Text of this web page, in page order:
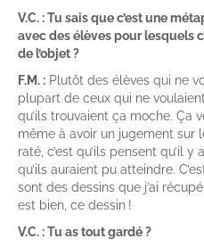
V.C. : Tu sais que c’est une
avec des élèves pour lesquels
de l’objet ?
F.M. : Plutôt des élèves qui ne
plupart de ceux qui ne
qu’ils trouvaient ça moche. Ça
même à avoir un jugement sur
raté, c’est qu’ils pensent qu’il
qu’ils auraient pu atteindre.
sont des dessins que j’ai
est bien, ce dessin !
V.C. : Tu as tout gardé ?